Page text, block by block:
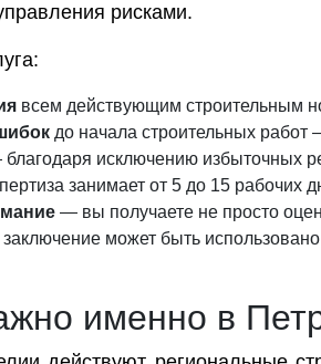
рисками.
всем действующим строительным
до начала строительных
исключению избыточных
занимает от 5 до 15 рабочих
— вы получаете не просто
может быть
именно в